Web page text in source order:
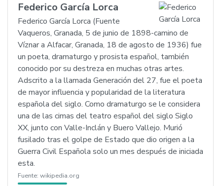
Federico García Lorca
Federico García Lorca (Fuente
Vaqueros, Granada, 5 de junio de 1898-camino de
Víznar a Alfacar, Granada, 18 de agosto de 1936) fue
un poeta, dramaturgo y prosista español, también
conocido por su destreza en muchas otras artes.
Adscrito a la llamada Generación del 27, fue el poeta
de mayor influencia y popularidad de la literatura
española del siglo. Como dramaturgo se le considera
una de las cimas del teatro español del siglo Siglo
XX, junto con Valle-Inclán y Buero Vallejo. Murió
fusilado tras el golpe de Estado que dio origen a la
Guerra Civil Española solo un mes después de iniciada
esta.
Fuente: wikipedia.org